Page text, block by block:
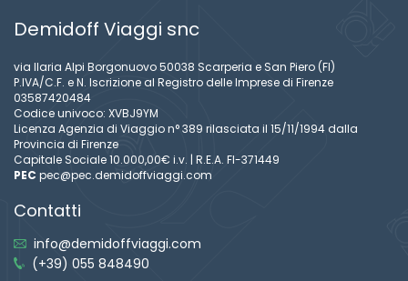
Demidoff Viaggi snc
via Ilaria Alpi Borgonuovo 50038 Scarperia e San Piero (FI)
P.IVA/C.F. e N. Iscrizione al Registro delle Imprese di Firenze
03587420484
Codice univoco: XVBJ9YM
Licenza Agenzia di Viaggio n° 389 rilasciata il 15/11/1994 dalla
Provincia di Firenze
Capitale Sociale 10.000,00€ i.v. | R.E.A. FI-371449
PEC pec@pec.demidoffviaggi.com
Contatti
info@demidoffviaggi.com
(+39) 055 848490